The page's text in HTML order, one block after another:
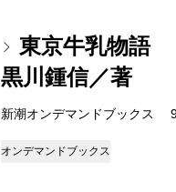
東京牛乳物語
黒川鍾信／著
新潮オンデマンドブック
オンデマンドブックス